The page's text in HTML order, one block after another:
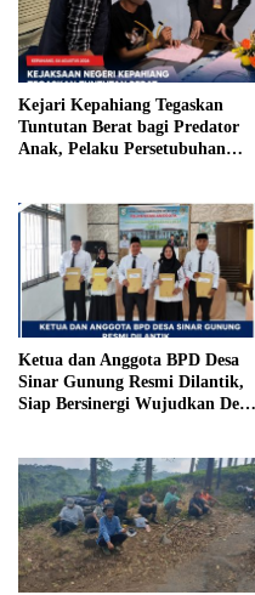
Kejari Kepahiang Tegaskan
Tuntutan Berat bagi Predator
Anak, Pelaku Persetubuhan
Penjara
Ketua dan Anggota BPD Desa
Sinar Gunung Resmi Dilantik,
Siap Bersinergi Wujudkan Desa